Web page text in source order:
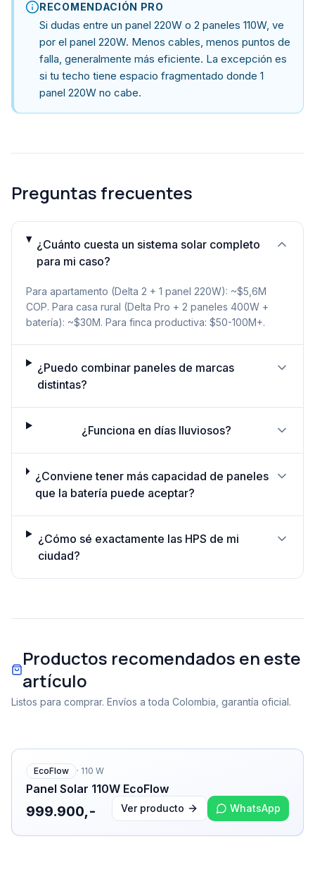
RECOMENDACIÓN PRO
Si dudas entre un panel 220W o 2 paneles 110W, ve
por el panel 220W. Menos cables, menos puntos de
falla, generalmente más eficiente. La excepción es
si tu techo tiene espacio fragmentado donde 1
panel 220W no cabe.
Preguntas frecuentes
¿Cuánto cuesta un sistema solar completo
para mi caso?
Para apartamento (Delta 2 + 1 panel 220W): ~$5,6M
COP. Para casa rural (Delta Pro + 2 paneles 400W +
batería): ~$30M. Para finca productiva: $50-100M+.
¿Puedo combinar paneles de marcas
distintas?
¿Funciona en días lluviosos?
¿Conviene tener más capacidad de paneles
que la batería puede aceptar?
¿Cómo sé exactamente las HPS de mi
ciudad?
Productos recomendados en este
artículo
Listos para comprar. Envíos a toda Colombia, garantía oficial.
EcoFlow · 110 W
Panel Solar 110W EcoFlow
999.900,- Ver producto WhatsApp